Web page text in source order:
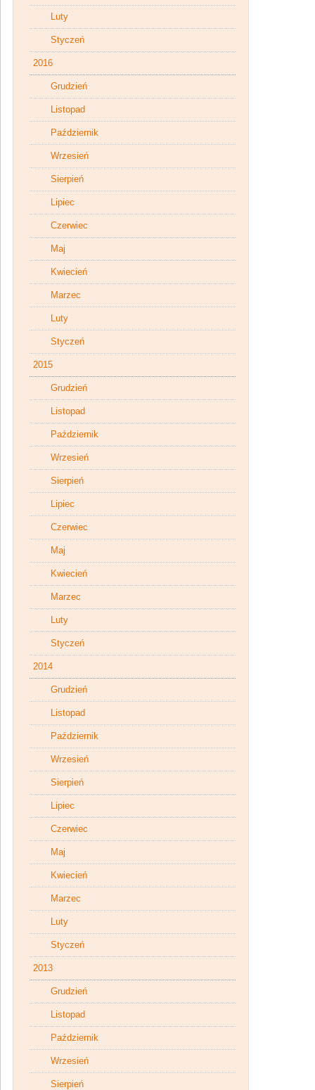
Luty
Styczeń
2016
Grudzień
Listopad
Październik
Wrzesień
Sierpień
Lipiec
Czerwiec
Maj
Kwiecień
Marzec
Luty
Styczeń
2015
Grudzień
Listopad
Październik
Wrzesień
Sierpień
Lipiec
Czerwiec
Maj
Kwiecień
Marzec
Luty
Styczeń
2014
Grudzień
Listopad
Październik
Wrzesień
Sierpień
Lipiec
Czerwiec
Maj
Kwiecień
Marzec
Luty
Styczeń
2013
Grudzień
Listopad
Październik
Wrzesień
Sierpień